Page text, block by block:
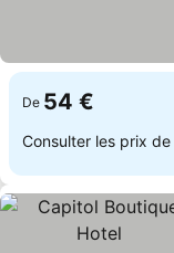
De 54 €
Consulter les prix de